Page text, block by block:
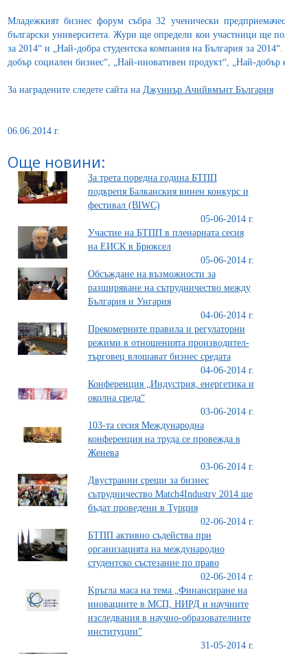
Младежкият бизнес форум събра 32 ученически
български университета. Жури ще определи кои участници ще
за 2014“ и „Най-добра студентска компания на България за
добър социален бизнес“, „Най-иновативен продукт“, „Най-добър
За наградените следете сайта на Джуниър Ачийвмънт България
06.06.2014 г.
Още новини:
За трета поредна година БТПП
подкрепя Балканския винен конкурс и
фестивал (BIWC)
05-06-2014 г.
Участие на БТПП в пленарната сесия
на ЕИСК в Брюксел
05-06-2014 г.
Обсъждане на възможности за
разширяване на сътрудничество между
България и Унгария
04-06-2014 г.
Прекомерните правила и регулаторни
режими в отношенията производител-
търговец влошават бизнес средата
04-06-2014 г.
Конференция „Индустрия, енергетика и
околна среда“
03-06-2014 г.
103-та сесия Международна
конференция на труда се провежда в
Женева
03-06-2014 г.
Двустранни срещи за бизнес
сътрудничество Match4Industry 2014 ще
бъдат проведени в Турция
02-06-2014 г.
БТПП активно съдейства при
организацията на международно
студентско състезание по право
02-06-2014 г.
Kръгла маса на тема „Финансиране на
иновациите в МСП, НИРД и научните
изследвания в научно-образователните
институции”
31-05-2014 г.